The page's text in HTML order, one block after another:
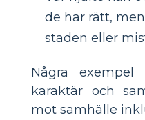
de har rätt,
staden eller
Några
karaktär och
mot samhälle